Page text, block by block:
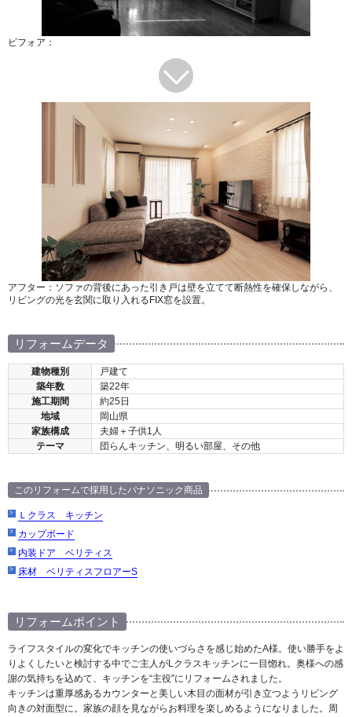
ビフォア：
アフター：ソファの背後にあった引き戸は壁を立てて断熱性を確保しながら、
リビングの光を玄関に取り入れるFIX窓を設置。
リフォームデータ
建物種別
戸建て
築年数
築22年
施工期間
約25日
地域
岡山県
家族構成
夫婦＋子供1人
テーマ
団らんキッチン、明るい部屋、その他
このリフォームで採用したパナソニック商品
Ｌクラス キッチン
カップボード
内装ドア ベリティス
床材 ベリティスフロアーS
リフォームポイント
ライフスタイルの変化でキッチンの使いづらさを感じ始めたA様。使い勝手をよ
りよくしたいと検討する中でご主人がLクラスキッチンに一目惚れ。奥様への感
謝の気持ちを込めて、キッチンを“主役”にリフォームされました。
キッチンは重厚感あるカウンターと美しい木目の面材が引き立つようリビング
向きの対面型に。家族の顔を見ながらお料理を楽しめるようになりました。周